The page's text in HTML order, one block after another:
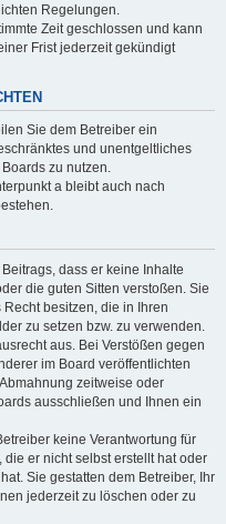
Regelungen.
Zeit geschlossen und kann
Frist jederzeit gekündigt
Sie dem Betreiber ein
und unentgeltliches
zu nutzen.
a bleibt auch nach
dass er keine Inhalte
die guten Sitten verstoßen. Sie
besitzen, die in Ihren
zu setzen bzw. zu verwenden.
aus. Bei Verstößen gegen
im Board veröffentlichten
zeitweise oder
ausschließen und Ihnen ein
keine Verantwortung für
er nicht selbst erstellt hat oder
Sie gestatten dem Betreiber, Ihr
jederzeit zu löschen oder zu